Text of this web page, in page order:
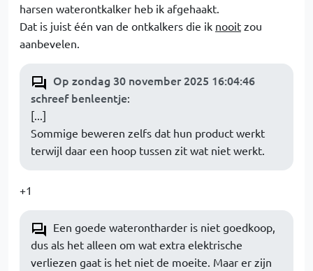
harsen waterontkalker heb ik afgehaakt.
Dat is juist één van de ontkalkers die ik nooit zou
aanbevelen.
Op zondag 30 november 2025 16:04:46
schreef benleentje:
[...]
Sommige beweren zelfs dat hun product werkt
terwijl daar een hoop tussen zit wat niet werkt.
+1
Een goede waterontharder is niet goedkoop,
dus als het alleen om wat extra elektrische
verliezen gaat is het niet de moeite. Maar er zijn